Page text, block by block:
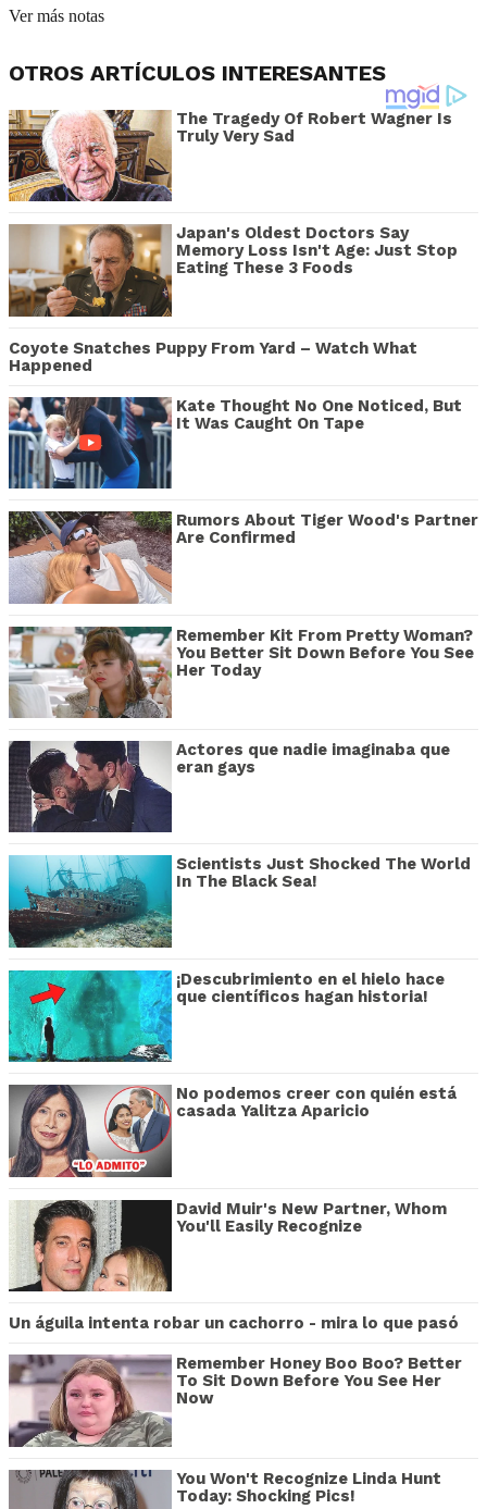
Ver más notas
OTROS ARTÍCULOS INTERESANTES
The Tragedy Of Robert Wagner Is
Truly Very Sad
Japan's Oldest Doctors Say
Memory Loss Isn't Age: Just Stop
Eating These 3 Foods
Coyote Snatches Puppy From Yard – Watch What
Happened
Kate Thought No One Noticed, But
It Was Caught On Tape
Rumors About Tiger Wood's Partner
Are Confirmed
Remember Kit From Pretty Woman?
You Better Sit Down Before You See
Her Today
Actores que nadie imaginaba que
eran gays
Scientists Just Shocked The World
In The Black Sea!
¡Descubrimiento en el hielo hace
que científicos hagan historia!
No podemos creer con quién está
casada Yalitza Aparicio
David Muir's New Partner, Whom
You'll Easily Recognize
Un águila intenta robar un cachorro - mira lo que pasó
Remember Honey Boo Boo? Better
To Sit Down Before You See Her
Now
You Won't Recognize Linda Hunt
Today: Shocking Pics!